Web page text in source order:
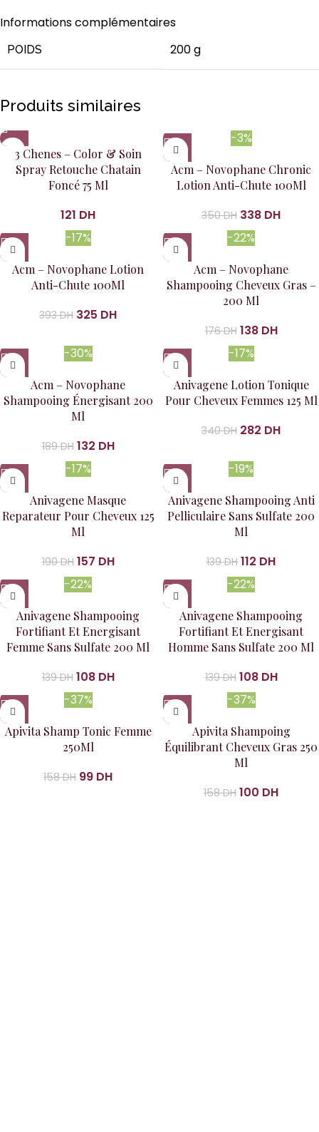
Informations complémentaires
POIDS 200 g
Produits similaires
3 Chenes – Color & Soin
Spray Retouche Chatain
Foncé 75 Ml
121 DH
-3%
Acm – Novophane Chronic
Lotion Anti-Chute 100Ml
350DH 338 DH
-17%
Acm – Novophane Lotion
Anti-Chute 100Ml
393DH 325 DH
-22%
Acm – Novophane
Shampooing Cheveux Gras –
200 Ml
176DH 138 DH
-30%
Acm – Novophane
Shampooing Énergisant 200
Ml
189DH 132 DH
-17%
Anivagene Lotion Tonique
Pour Cheveux Femmes 125 Ml
340DH 282 DH
-17%
Anivagene Masque
Reparateur Pour Cheveux 125
Ml
190DH 157 DH
-19%
Anivagene Shampooing Anti
Pelliculaire Sans Sulfate 200
Ml
139DH 112 DH
-22%
Anivagene Shampooing
Fortifiant Et Energisant
Femme Sans Sulfate 200 Ml
139DH 108 DH
-22%
Anivagene Shampooing
Fortifiant Et Energisant
Homme Sans Sulfate 200 Ml
139DH 108 DH
-37%
Apivita Shamp Tonic Femme
250Ml
158DH 99 DH
-37%
Apivita Shampoing
Équilibrant Cheveux Gras 250
Ml
158DH 100 DH